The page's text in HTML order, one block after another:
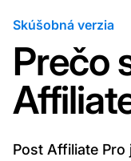
Skúšobná verzia
Prečo
Post Affiliate